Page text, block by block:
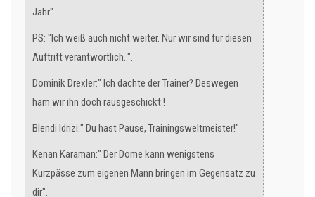
Jahr"
PS: "Ich weiß auch nicht weiter. Nur wir sind für diesen
Auftritt verantwortlich..".
Dominik Drexler:" Ich dachte der Trainer? Deswegen
ham wir ihn doch rausgeschickt.!
Blendi Idrizi:" Du hast Pause, Trainingsweltmeister!"
Kenan Karaman:" Der Dome kann wenigstens
Kurzpässe zum eigenen Mann bringen im Gegensatz zu
dir".